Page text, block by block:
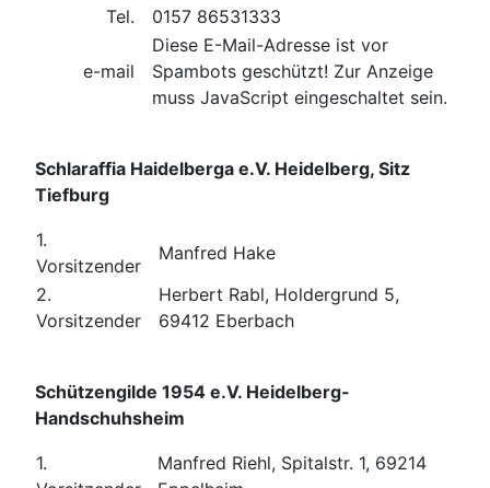
Tel.
0157 86531333
e-mail
Diese E-Mail-Adresse ist vor
Spambots geschützt! Zur Anzeige
muss JavaScript eingeschaltet sein.
Schlaraffia Haidelberga e.V. Heidelberg, Sitz
Tiefburg
1.
Vorsitzender
Manfred Hake
2.
Vorsitzender
Herbert Rabl, Holdergrund 5,
69412 Eberbach
Schützengilde 1954 e.V. Heidelberg-
Handschuhsheim
1.
Manfred Riehl, Spitalstr. 1, 69214